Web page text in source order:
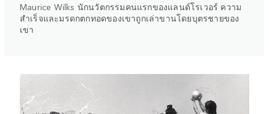
Maurice Wilks นักนวัตกรรมคนแรกของแลนด์โรเวอร์ ความ
สำเร็จและมรดกตกทอดของเขาถูกเล่าขานโดยบุตรชายของ
เขา